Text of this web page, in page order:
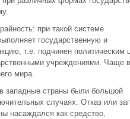
при такой системе
государственную и
т.е. подчинен политическим
учреждениями. Чаще
мира.
страны были большой
случаях. Отказ или
насаждался как средство,